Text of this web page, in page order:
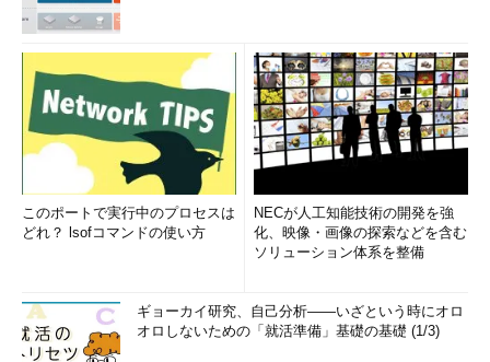
このポートで実行中のプロセスは
どれ？ lsofコマンドの使い方
NECが人工知能技術の開発を強
化、映像・画像の探索などを含む
ソリューション体系を整備
ギョーカイ研究、自己分析――いざという時にオロ
オロしないための「就活準備」基礎の基礎 (1/3)